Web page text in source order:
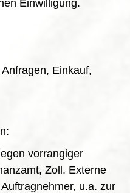
Einwilligung.
Einkauf,
vorrangiger
Zoll. Externe
u.a. zur